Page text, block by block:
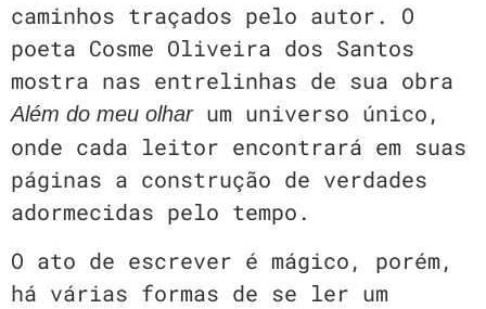
caminhos traçados pelo autor. O
poeta Cosme Oliveira dos Santos
mostra nas entrelinhas de sua obra
Além do meu olharum universo único,
onde cada leitor encontrará em suas
páginas a construção de verdades
adormecidas pelo tempo.
O ato de escrever é mágico, porém,
há várias formas de se ler um